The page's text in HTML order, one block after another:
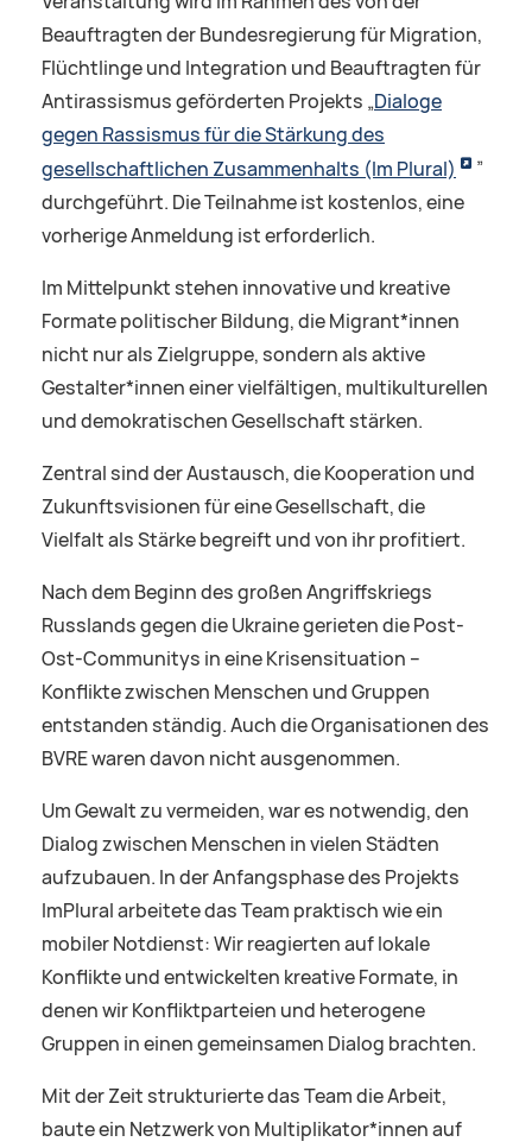
Beauftragten der Bundesregierung für Migration,
Flüchtlinge und Integration und Beauftragten für
Antirassismus geförderten Projekts „Dialoge
gegen Rassismus für die Stärkung des
gesellschaftlichen Zusammenhalts (Im Plural)
”
durchgeführt. Die Teilnahme ist kostenlos, eine
vorherige Anmeldung ist erforderlich.
Im Mittelpunkt stehen innovative und kreative
Formate politischer Bildung, die Migrant*innen
nicht nur als Zielgruppe, sondern als aktive
Gestalter*innen einer vielfältigen, multikulturellen
und demokratischen Gesellschaft stärken.
Zentral sind der Austausch, die Kooperation und
Zukunftsvisionen für eine Gesellschaft, die
Vielfalt als Stärke begreift und von ihr profitiert.
Nach dem Beginn des großen Angriffskriegs
Russlands gegen die Ukraine gerieten die Post-
Ost-Communitys in eine Krisensituation –
Konflikte zwischen Menschen und Gruppen
entstanden ständig. Auch die Organisationen des
BVRE waren davon nicht ausgenommen.
Um Gewalt zu vermeiden, war es notwendig, den
Dialog zwischen Menschen in vielen Städten
aufzubauen. In der Anfangsphase des Projekts
ImPlural arbeitete das Team praktisch wie ein
mobiler Notdienst: Wir reagierten auf lokale
Konflikte und entwickelten kreative Formate, in
denen wir Konfliktparteien und heterogene
Gruppen in einen gemeinsamen Dialog brachten.
Mit der Zeit strukturierte das Team die Arbeit,
baute ein Netzwerk von Multiplikator*innen auf